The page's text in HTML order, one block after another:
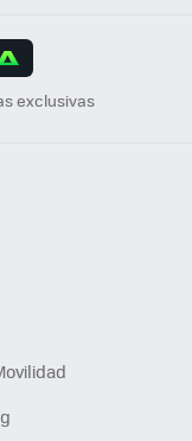
exclusivas